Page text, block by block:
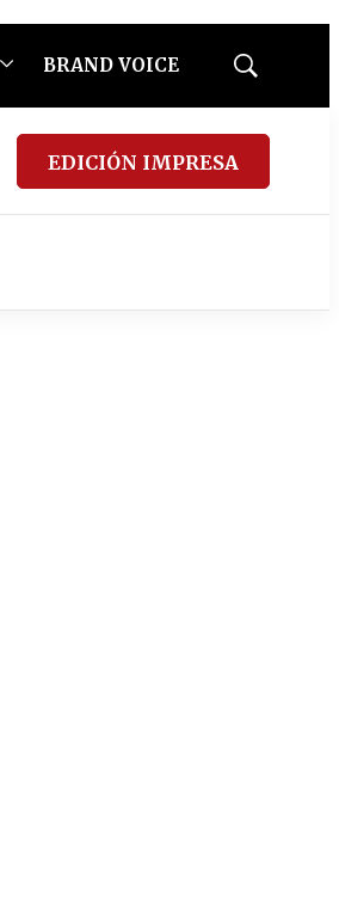
BRAND VOICE
Mostrar
EDICIÓN IMPRESA